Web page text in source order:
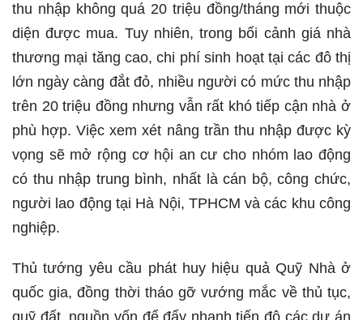
thu nhập không quá 20 triệu đồng/tháng mới thuộc
diện được mua. Tuy nhiên, trong bối cảnh giá nhà
thương mại tăng cao, chi phí sinh hoạt tại các đô thị
lớn ngày càng đắt đỏ, nhiều người có mức thu nhập
trên 20 triệu đồng nhưng vẫn rất khó tiếp cận nhà ở
phù hợp. Việc xem xét nâng trần thu nhập được kỳ
vọng sẽ mở rộng cơ hội an cư cho nhóm lao động
có thu nhập trung bình, nhất là cán bộ, công chức,
người lao động tại Hà Nội, TPHCM và các khu công
nghiệp.
Thủ tướng yêu cầu phát huy hiệu quả Quỹ Nhà ở
quốc gia, đồng thời tháo gỡ vướng mắc về thủ tục,